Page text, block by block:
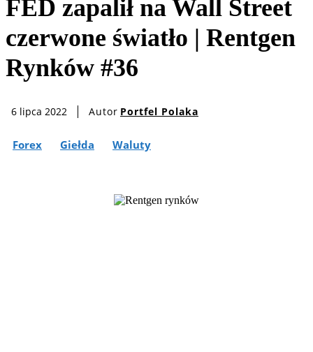
FED zapalił na Wall Street
czerwone światło | Rentgen
Rynków #36
6 lipca 2022 Autor Portfel Polaka
Forex Giełda Waluty